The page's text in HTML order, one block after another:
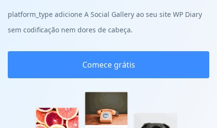
platform_type adicione A Social Gallery ao seu site WP Diary
sem codificação nem dores de cabeça.
Comece grátis